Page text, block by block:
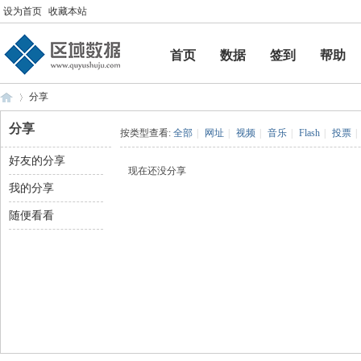
设为首页 收藏本站
首页 数据 签到
帮助
帮助
区 ›
分享
分享
好友的分享
我的分享
随便看看
按类型查看: 全部 网址 视频 音乐 Flash 投票
现在还没分享